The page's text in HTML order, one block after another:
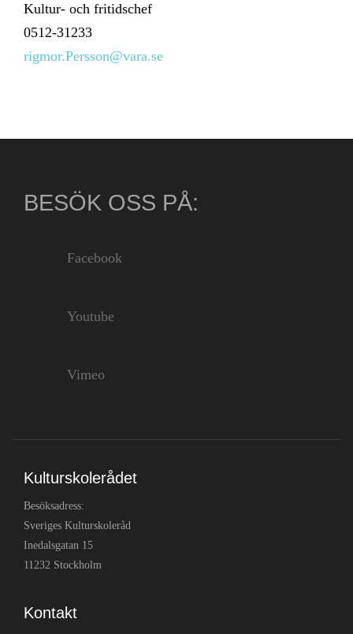
Kultur- och fritidschef
0512-31233
rigmor.Persson@vara.se
BESÖK OSS PÅ:
Facebook
Youtube
Vimeo
Kulturskolerådet
Besöksadress:
Sveriges Kulturskoleråd
Inedalsgatan 15
11232 Stockholm
Kontakt